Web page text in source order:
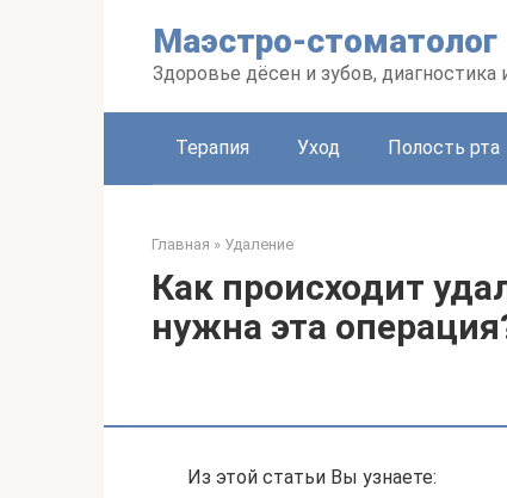
Маэстро-стоматолог
Здоровье дёсен и зубов, диагностика
Терапия Уход Полость рта
Главная » Удаление
Как происходит
нужна эта
Из этой статьи Вы узнаете: